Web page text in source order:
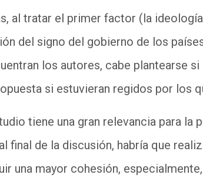
al tratar el primer factor (la
del signo del gobierno de los
los autores, cabe plantearse
si estuvieran regidos por los
tiene una gran relevancia para la
final de la discusión, habría que
una mayor cohesión,